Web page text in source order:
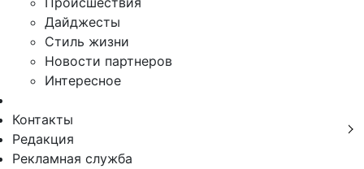
Дайджесты
Стиль жизни
Новости партнеров
Интересное
Контакты
Редакция
Рекламная служба